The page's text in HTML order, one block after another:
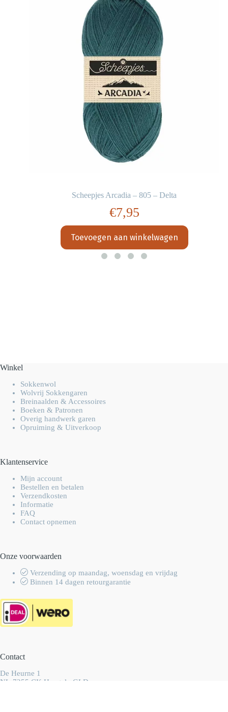
Scheepjes Arcadia – 805 – Delta
€7,95
Toevoegen aan winkelwagen
Winkel
Sokkenwol
Wolvrij Sokkengaren
Breinaalden & Accessoires
Boeken & Patronen
Overig handwerk garen
Opruiming & Uitverkoop
Klantenservice
Mijn account
Bestellen en betalen
Verzendkosten
Informatie
FAQ
Contact opnemen
Onze voorwaarden
Verzending op maandag, woensdag en vrijdag
Binnen 14 dagen retourgarantie
Contact
De Heurne 1
NL-7255 CK Hengelo GLD